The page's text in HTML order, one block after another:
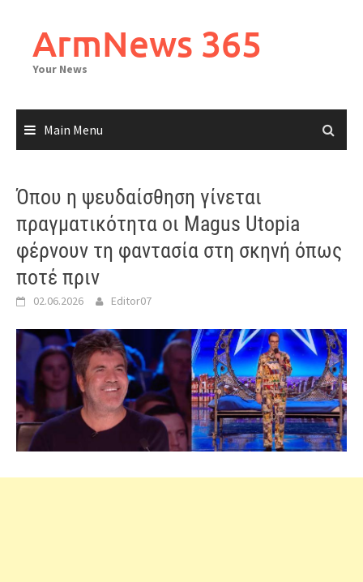
contentArmNews 365
Your News
Main Menu
Όπου η ψευδαίσθηση γίνεται
πραγματικότητα οι Magus Utopia
φέρνουν τη φαντασία στη σκηνή όπως
ποτέ πριν
02.06.2026 Editor07